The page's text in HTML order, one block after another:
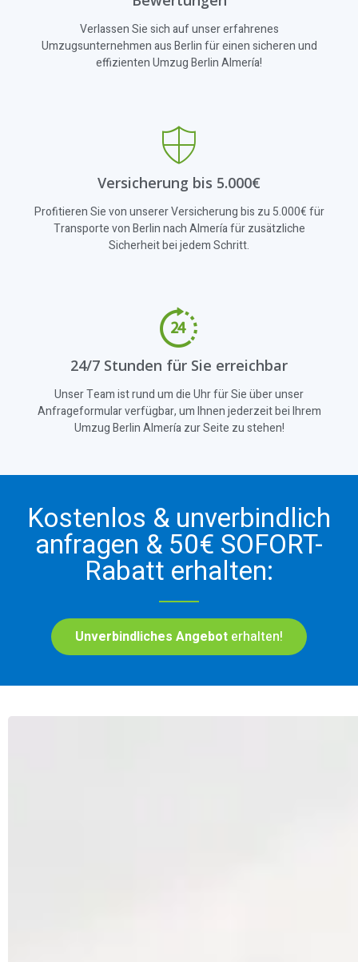
Verlassen Sie sich auf unser erfahrenes
Umzugsunternehmen aus Berlin für einen sicheren und
effizienten Umzug Berlin Almería!
Versicherung bis 5.000€
Profitieren Sie von unserer Versicherung bis zu 5.000€ für
Transporte von Berlin nach Almería für zusätzliche
Sicherheit bei jedem Schritt.
24/7 Stunden für Sie erreichbar
Unser Team ist rund um die Uhr für Sie über unser
Anfrageformular verfügbar, um Ihnen jederzeit bei Ihrem
Umzug Berlin Almería zur Seite zu stehen!
Kostenlos & unverbindlich
anfragen & 50€ SOFORT-
Rabatt erhalten:
Unverbindliches Angebot erhalten!